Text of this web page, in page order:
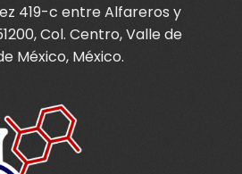
419-c entre Alfareros y
Col. Centro, Valle de
México, México.